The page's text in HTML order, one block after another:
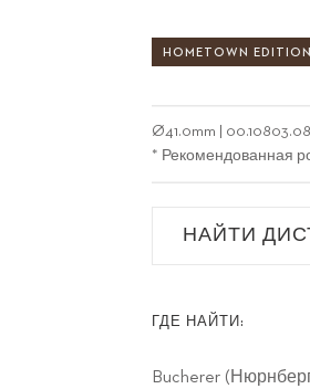
HOMETOWN
Ø41.0mm
* Рекомендованная
НАЙТИ
ГДЕ НАЙТИ:
Bucherer